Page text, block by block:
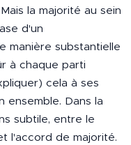
la majorité au sein
d'un
manière substantielle
à chaque parti
cela à ses
ensemble. Dans la
subtile, entre le
l'accord de majorité.